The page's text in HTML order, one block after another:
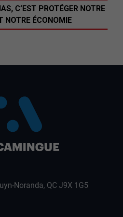
C’EST PROTÉGER NOTRE
NOTRE ÉCONOMIE
Noranda, QC J9X 1G5